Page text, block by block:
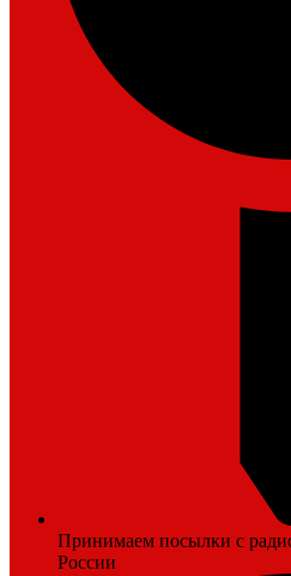
Принимаем посылки с
России